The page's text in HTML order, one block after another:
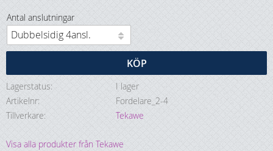
Antal anslutningar
KÖP
Lagerstatus
I lager
Artikelnr
Fordelare_2-4
Tillverkare
Tekawe
Visa alla produkter från Tekawe